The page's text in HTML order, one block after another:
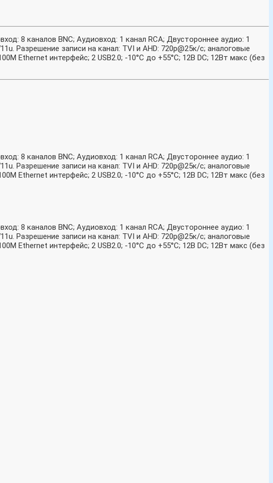
8 каналов BNC; Аудиовход: 1 канал RCA; Двустороннее аудио: 1
Разрешение записи на канал: TVI и AHD: 720p@25к/с; аналоговые
Ethernet интерфейс; 2 USB2.0; -10°C до +55°C; 12В DC; 12Вт макс (без
8 каналов BNC; Аудиовход: 1 канал RCA; Двустороннее аудио: 1
Разрешение записи на канал: TVI и AHD: 720p@25к/с; аналоговые
Ethernet интерфейс; 2 USB2.0; -10°C до +55°C; 12В DC; 12Вт макс (без
8 каналов BNC; Аудиовход: 1 канал RCA; Двустороннее аудио: 1
Разрешение записи на канал: TVI и AHD: 720p@25к/с; аналоговые
Ethernet интерфейс; 2 USB2.0; -10°C до +55°C; 12В DC; 12Вт макс (без